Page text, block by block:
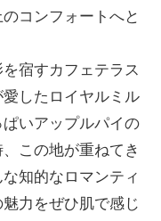
コンフォートへと
宿すカフェテラス
したロイヤルミル
いアップルパイの
この地が重ねてき
知的なロマンティ
力をぜひ肌で感じ